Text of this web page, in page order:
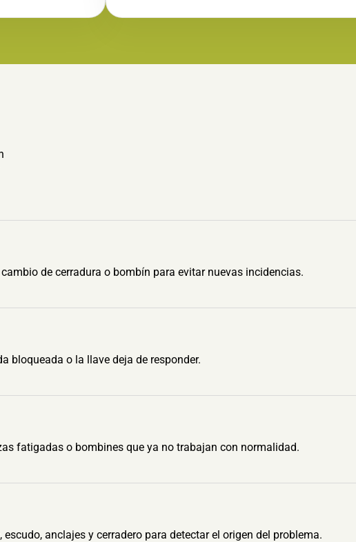
de cerradura o bombín para evitar nuevas incidencias.
bloqueada o la llave deja de responder.
fatigadas o bombines que ya no trabajan con normalidad.
anclajes y cerradero para detectar el origen del problema.